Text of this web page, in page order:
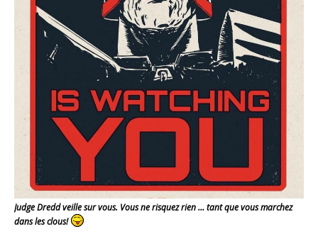
Judge Dredd veille sur vous. Vous ne risquez rien … tant que vous marchez
dans les clous!